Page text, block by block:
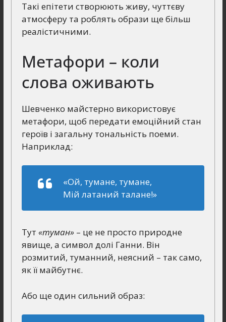
Такі епітети створюють живу, чуттєву
атмосферу та роблять образи ще більш
реалістичними.
Метафори – коли
слова оживають
Шевченко майстерно використовує
метафори, щоб передати емоційний стан
героїв і загальну тональність поеми.
Наприклад:
«Ой, тумане, тумане,
Мій латаний талане!»
Тут «туман»– це не просто природне
явище, а символ долі Ганни. Він
розмитий, туманний, неясний – так само,
як її майбутнє.
Або ще один сильний образ: